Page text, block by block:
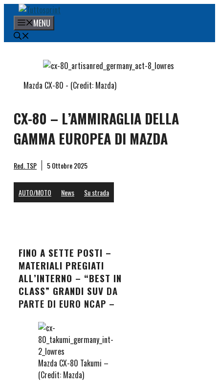
contenuto
MENU
CX-80 – L’AMMIRAGLIA DELLA
GAMMA EUROPEA DI MAZDA
Red. TSP 5 Ottobre 2025
AUTO/MOTO News Su strada
Mazda CX-80 - (Credit: Mazda)
FINO A SETTE POSTI –
MATERIALI PREGIATI
ALL’INTERNO – “BEST IN
CLASS” GRANDI SUV DA
PARTE DI EURO NCAP –
Mazda CX-80 Takumi –
(Credit: Mazda)